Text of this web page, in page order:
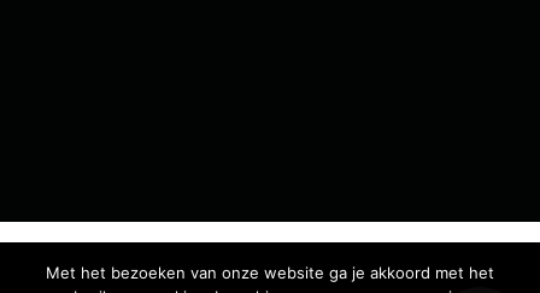
Copyright 2019 L.A. de Visser -Algemene voorwaarden-
Met het bezoeken van onze website ga je akkoord met het